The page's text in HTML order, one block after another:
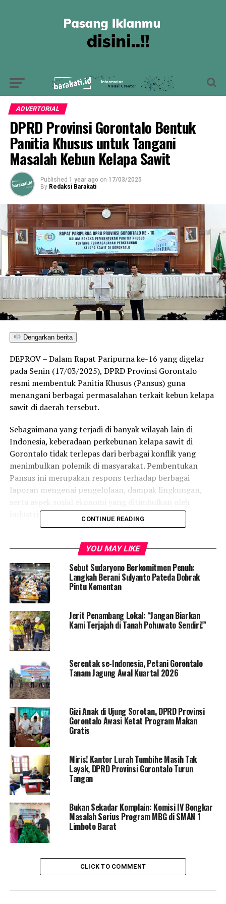
ADVERTORIAL
DPRD Provinsi Gorontalo Bentuk
Panitia Khusus untuk Tangani
Masalah Kebun Kelapa Sawit
Published 1 year ago on 17/03/2025
By Redaksi Barakati
Dengarkan berita
DEPROV – Dalam Rapat Paripurna ke-16 yang digelar
pada Senin (17/03/2025), DPRD Provinsi Gorontalo
resmi membentuk Panitia Khusus (Pansus) guna
menangani berbagai permasalahan terkait kebun kelapa
sawit di daerah tersebut.
Sebagaimana yang terjadi di banyak wilayah lain di
Indonesia, keberadaan perkebunan kelapa sawit di
Gorontalo tidak terlepas dari berbagai konflik yang
menimbulkan polemik di masyarakat. Pembentukan
Pansus ini merupakan respons terhadap berbagai
laporan mengenai pengelolaan, dampak lingkungan,
industri kelapa sawit.
DPRD dari berbagai fraksi, disepakati bahwa Pansus akan
mengkaji berbagai aspek, termasuk legalitas izin usaha,
dampak terhadap lingkungan, efek sosial, serta
kontribusi ekonomi perkebunan sawit bagi Gorontalo.
Wakil Ketua DPRD Provinsi Gorontalo, Ir. La Ode Haimudin, M.M.,
Dengarkan berita
Wakil Ketua DPRD Provinsi Gorontalo, Ir. La Ode
Haimudin, M.M., mengungkapkan bahwa pembentukan
terdampak oleh aktivitas perkebunan kelapa sawit.
“Rapat dengar pendapat (RDP) dengan masyarakat
sebelumnya belum menemukan solusi yang
komprehensif. Oleh karena itu, Komisi 1 mengusulkan
pembentukan Panitia Khusus yang memiliki
dalam menangani permasalahan ini,” jelas La Ode.
CONTINUE READING
YOU MAY LIKE
Sebut Sudaryono Berkomitmen Penuh:
Langkah Berani Sulyanto Pateda Dobrak
Pintu Kementan
Jerit Penambang Lokal: “Jangan Biarkan
Kami Terjajah di Tanah Pohuwato Sendiri!”
Serentak se-Indonesia, Petani Gorontalo
Tanam Jagung Awal Kuartal 2026
Gizi Anak di Ujung Sorotan, DPRD Provinsi
Gorontalo Awasi Ketat Program Makan
Gratis
Miris! Kantor Lurah Tumbihe Masih Tak
Layak, DPRD Provinsi Gorontalo Turun
Tangan
Bukan Sekadar Komplain: Komisi IV Bongkar
Masalah Serius Program MBG di SMAN 1
Limboto Barat
CLICK TO COMMENT